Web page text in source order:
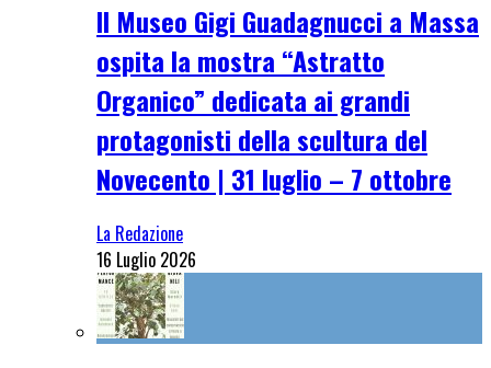
Il Museo Gigi Guadagnucci a Massa
ospita la mostra “Astratto
Organico” dedicata ai grandi
protagonisti della scultura del
Novecento | 31 luglio – 7 ottobre
La Redazione
16 Luglio 2026